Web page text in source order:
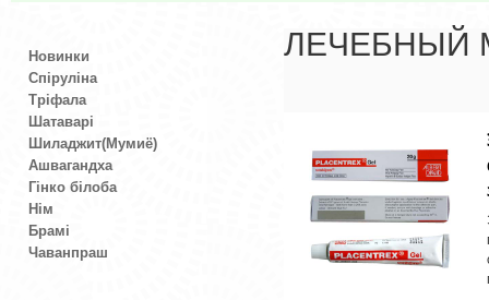
Новинки
Спіруліна
Тріфала
Шатаварі
Шиладжит(Мумиё)
Ашвагандха
Гінко білоба
Нім
Брамі
Чаванпраш
ЛЕЧЕБНЫЙ